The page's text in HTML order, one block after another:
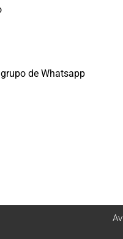
de Whatsapp